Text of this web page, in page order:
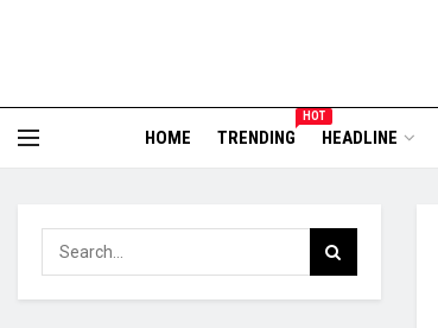
HOME TRENDING
HOT
HEADLINE